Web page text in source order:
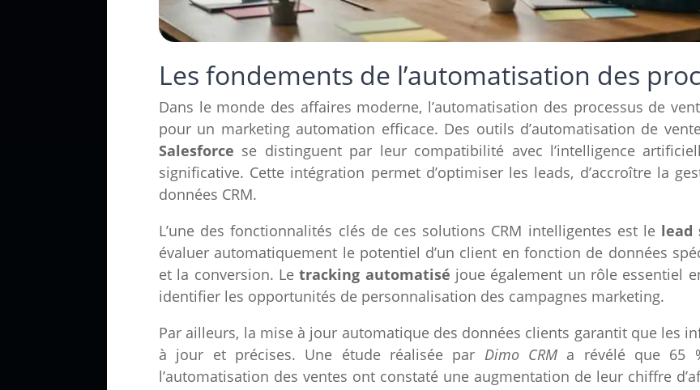
Les fondements de l’automatisation des
Dans le monde des affaires moderne, l’automatisation des processus de
pour un marketing automation efficace. Des outils d’automatisation de
Salesforce se distinguent par leur compatibilité avec l’intelligence
significative. Cette intégration permet d’optimiser les leads, d’accroître la
données CRM.
L’une des fonctionnalités clés de ces solutions CRM intelligentes est le lead
évaluer automatiquement le potentiel d’un client en fonction de données
et la conversion. Letracking automatisé joue également un rôle essentiel
identifier les opportunités de personnalisation des campagnes marketing.
Par ailleurs, la mise à jour automatique des données clients garantit que les
à jour et précises. Une étude réalisée par Dimo CRM a révélé que 65
l’automatisation des ventes ont constaté une augmentation de leur chiffre